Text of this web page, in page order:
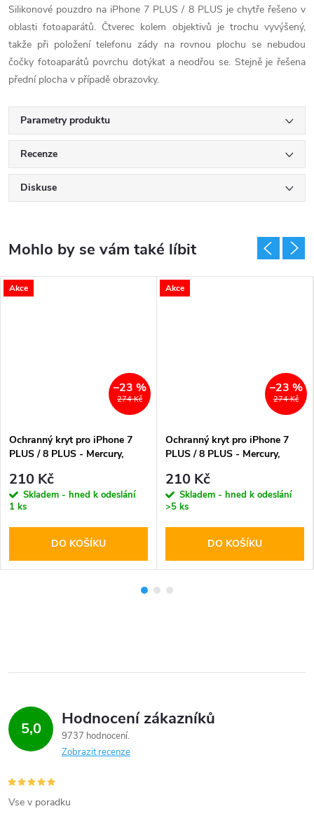
Silikonové pouzdro na iPhone 7 PLUS / 8 PLUS je chytře řešeno v
oblasti fotoaparátů. Čtverec kolem objektivů je trochu vyvýšený,
takže při položení telefonu zády na rovnou plochu se nebudou
čočky fotoaparátů povrchu dotýkat a neodřou se. Stejně je řešena
přední plocha v případě obrazovky.
Parametry produktu
Recenze
Diskuse
Akce
274 Kč
–23 %
Ochranný kryt pro iPhone 7
PLUS / 8 PLUS - Mercury,
210 Kč
Skladem - hned k odeslání
1 ks
DO KOŠÍKU
Akce
274 Kč
–23 %
Ochranný kryt pro iPhone 7
PLUS / 8 PLUS - Mercury,
210 Kč
Skladem - hned k odeslání
>5 ks
DO KOŠÍKU
5,0 Hodnocení zákazníků
9737 hodnocení
Zobrazit recenze
Vse v poradku